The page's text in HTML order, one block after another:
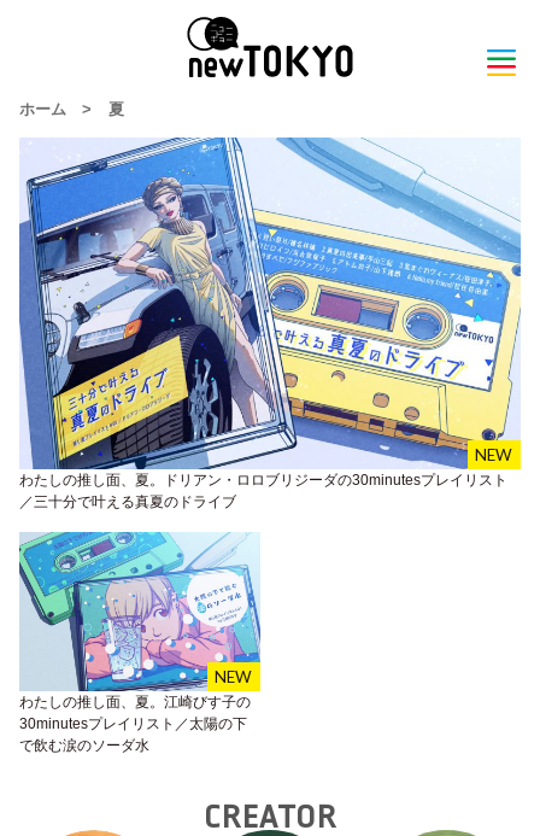
ホーム > 夏
わたしの推し面、夏。ドリアン・ロロブリジーダの30minutesプレイリスト
／三十分で叶える真夏のドライブ
わたしの推し面、夏。江崎びす子の
30minutesプレイリスト／太陽の下
で飲む涙のソーダ水
CREATOR